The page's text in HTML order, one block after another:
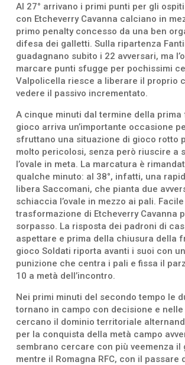
Al 27° arrivano i primi punti per gli
con Etcheverry Cavanna calciano in
primo penalty concesso da una ben
difesa dei galletti. Sulla ripartenza
guadagnano subito i 22 avversari, ma
marcare punti sfugge per pochissimi
Valpolicella riesce a liberare il proprio
vedere il passivo incrementato.
A cinque minuti dal termine della prima
gioco arriva un’importante occasione
sfruttano una situazione di gioco rotto
molto pericolosi, senza però riuscire a
l’ovale in meta. La marcatura è
qualche minuto: al 38°, infatti, una
libera Saccomani, che pianta due
schiaccia l’ovale in mezzo ai pali.
trasformazione di Etcheverry Cavanna
sorpasso. La risposta dei padroni di
aspettare e prima della chiusura della
gioco Soldati riporta avanti i suoi con
punizione che centra i pali e fissa il
10 a metà dell’incontro.
Nei primi minuti del secondo tempo le
tornano in campo con decisione e
cercano il dominio territoriale
per la conquista della metà campo
sembrano cercare con più veemenza il
mentre il Romagna RFC, con il passare